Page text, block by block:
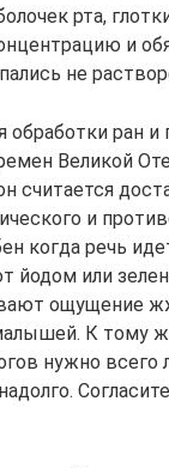
рта,
и
не
обработки ран
Великой
считается
и
когда речь
или
ощущение
К тому
нужно всего